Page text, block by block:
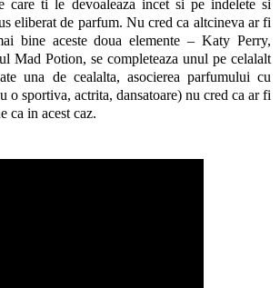
care ti le devoaleaza incet si pe indelete si
eliberat de parfum. Nu cred ca altcineva ar fi
bine aceste doua elemente – Katy Perry,
Mad Potion, se completeaza unul pe celalalt
una de cealalta, asocierea parfumului cu
o sportiva, actrita, dansatoare) nu cred ca ar fi
ca in acest caz.